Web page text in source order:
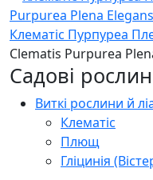
Клематіс Пурпуреа
Clematis Purpurea
Садові
Виткі рослини й
Клематіс
Плющ
Гліцинія